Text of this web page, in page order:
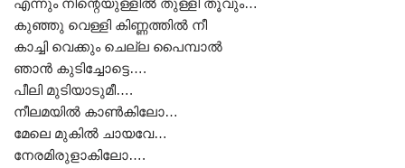
എന്നും നിന്റെയുള്ളിൽ തുള്ളി തൂവും…
കുഞ്ഞു വെള്ളി കിണ്ണത്തിൽ നീ
കാച്ചി വെക്കും ചെല്ല പൈമ്പാൽ
ഞാൻ കുടിച്ചോട്ടെ….
പീലി മുടിയാടുമീ….
നീലമയിൽ കാൺകിലോ…
മേലെ മുകിൽ ചായവേ…
നേരമിരുളാകിലോ….